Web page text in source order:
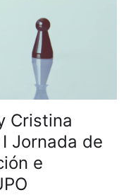
Cristina
Jornada de
e